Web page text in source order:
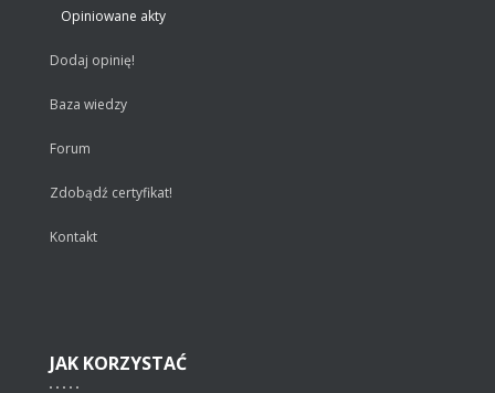
Opiniowane akty
Dodaj opinię!
Baza wiedzy
Forum
Zdobądź certyfikat!
Kontakt
JAK KORZYSTAĆ